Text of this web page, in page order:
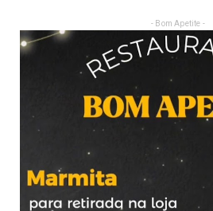
- Bom Apetite -